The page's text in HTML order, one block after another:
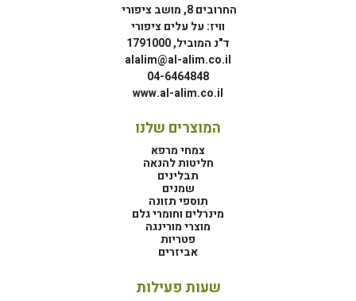
החרובים 8, מושב ציפורי
וויז: על עלים ציפורי
ד"נ המוביל, 1791000
alalim@al-alim.co.il
04-6464848
www.al-alim.co.il
המוצרים שלנו
צמחי מרפא
חליטות להנאה
תבלינים
שמנים
תוספי תזונה
מינרלים וחומרי גלם
מוצרי מורינגה
פטריות
אביזרים
שעות פעילות